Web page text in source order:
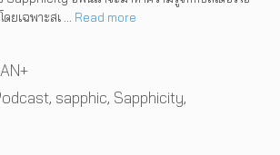
ยเฉพาะสเ … Read more
, sapphic, Sapphicity,